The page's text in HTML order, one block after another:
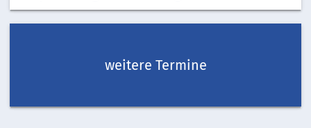
weitere Termine